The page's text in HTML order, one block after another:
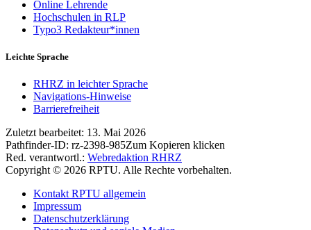
Online Lehrende
Hochschulen in RLP
Typo3 Redakteur*innen
Leichte Sprache
RHRZ in leichter Sprache
Navigations-Hinweise
Barrierefreiheit
Zuletzt bearbeitet: 13. Mai 2026
Pathfinder-ID: rz-2398-985Zum Kopieren klicken
Red. verantwortl.: Webredaktion RHRZ
Copyright © 2026 RPTU. Alle Rechte vorbehalten.
Kontakt RPTU allgemein
Impressum
Datenschutzerklärung